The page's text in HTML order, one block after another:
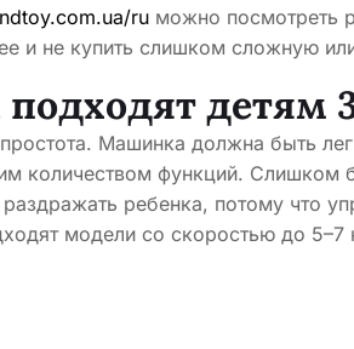
ru можно посмотреть
и не купить слишком сложную
детям
Машинка должна быть
количеством функций. Слишком
ребенка, потому что
модели со скоростью до